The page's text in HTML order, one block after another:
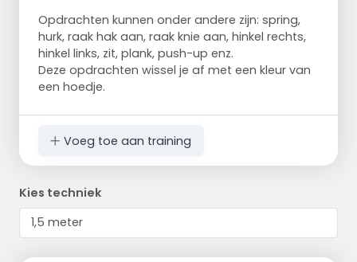
Opdrachten kunnen onder andere zijn: spring,
hurk, raak hak aan, raak knie aan, hinkel rechts,
hinkel links, zit, plank, push-up enz.
Deze opdrachten wissel je af met een kleur van
een hoedje.
Voeg toe aan training
Kies techniek